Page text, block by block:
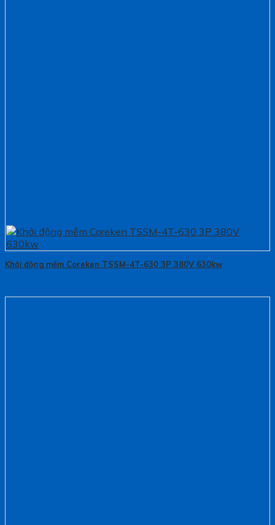
Khởi động mềm Coreken TSSM-4T-630 3P 380V 630kw